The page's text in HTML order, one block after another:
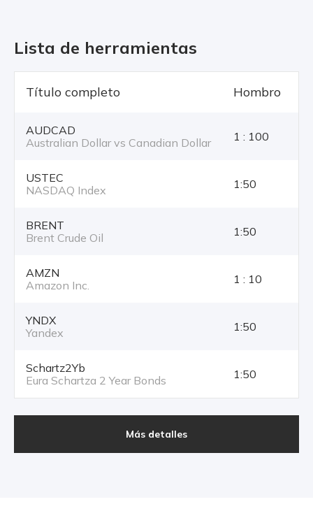
Lista de herramientas
Título completo Hombro
AUDCAD
Australian Dollar vs Canadian Dollar
1 : 100
USTEC
NASDAQ Index
1:50
BRENT
Brent Crude Oil
1:50
AMZN
Amazon Inc.
1 : 10
YNDX
Yandex
1:50
Schartz2Yb
Eura Schartza 2 Year Bonds
1:50
Más detalles